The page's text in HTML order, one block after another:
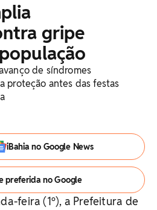
gripe
de síndromes
proteção antes das festas
iBahia no Google News
preferida no Google
feira (1º), a Prefeitura de